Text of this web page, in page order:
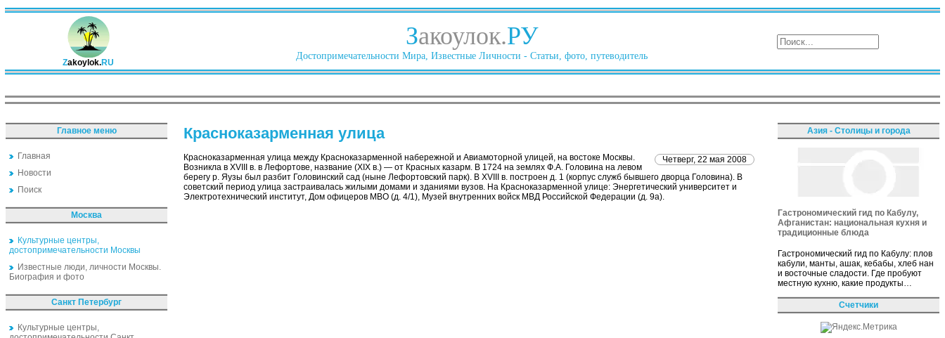
Zakoylok.RU
Закоулок.РУ
Достопримечательности Мира, Известные Личности - Статьи, фото, путеводитель
Главное меню
Главная
Новости
Поиск
Москва
Культурные центры,
достопримечательности Москвы
Известные люди, личности Москвы.
Биография и фото
Санкт Петербург
Культурные центры,
Красноказарменная улица
Четверг, 22 мая 2008
Красноказарменная улица между Красноказарменной набережной и Авиамоторной улицей, на востоке Москвы.
Возникла в XVIII в. в Лефортове, название (XIX в.) — от Красных казарм. В 1724 на землях Ф.А. Головина на левом
берегу р. Яузы был разбит Головинский сад (ныне Лефортовский парк). В XVIII в. построен д. 1 (корпус служб бывшего дворца Головина). В
советский период улица застраивалась жилыми домами и зданиями вузов. На Красноказарменной улице: Энергетический университет и
Электротехнический институт, Дом офицеров МВО (д. 4/1), Музей внутренних войск МВД Российской Федерации (д. 9а).
Азия - Столицы и города
Гастрономический гид по Кабулу,
Афганистан: национальная кухня и
традиционные блюда
Гастрономический гид по Кабулу: плов
кабули, манты, ашак, кебабы, хлеб нан
и восточные сладости. Где пробуют
местную кухню, какие продукты…
Счетчики